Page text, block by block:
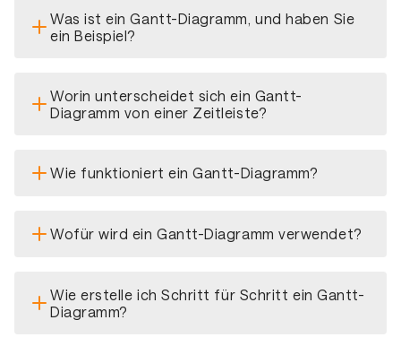
Was ist ein Gantt-Diagramm, und haben Sie
ein Beispiel?
Worin unterscheidet sich ein Gantt-
Diagramm von einer Zeitleiste?
Wie funktioniert ein Gantt-Diagramm?
Wofür wird ein Gantt-Diagramm verwendet?
Wie erstelle ich Schritt für Schritt ein Gantt-
Diagramm?